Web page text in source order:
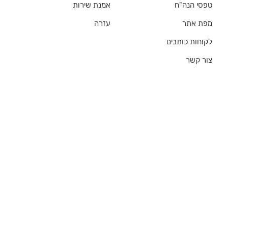
טפסי הנה"ח
מפת אתר
לקוחות כותבים
צור קשר
אמנת שירות
עזרה